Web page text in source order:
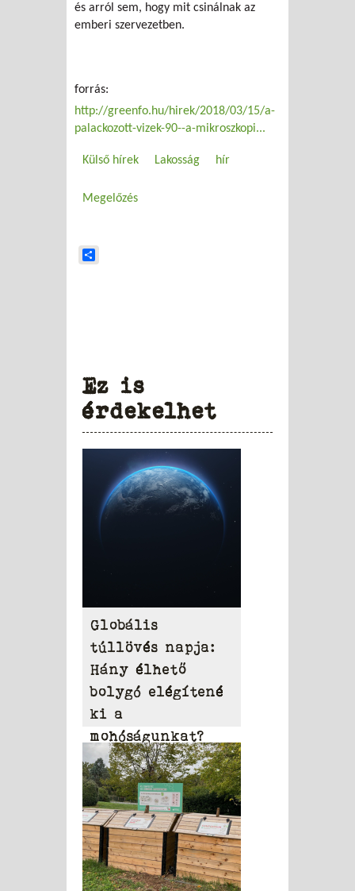
és arról sem, hogy mit csinálnak az
emberi szervezetben.
forrás:
http://greenfo.hu/hirek/2018/03/15/a-
palackozott-vizek-90--a-mikroszkopi...
Külső hírek Lakosság hír
Megelőzés
Ez is
érdekelhet
Globális
túllövés napja:
Hány élhető
bolygó elégítené
ki a
mohóságunkat?